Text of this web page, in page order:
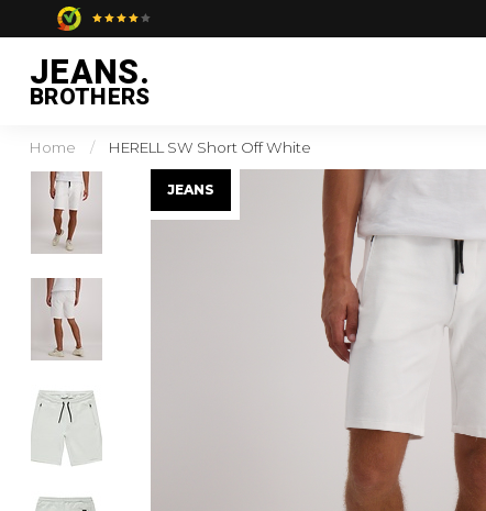
JEANS.
BROTHERS
Home / HERELL SW Short Off White
JEANS